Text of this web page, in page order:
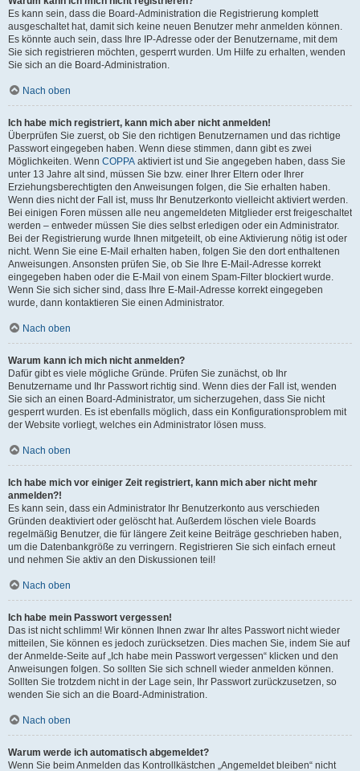
Es kann sein, dass die Board-Administration die Registrierung komplett
ausgeschaltet hat, damit sich keine neuen Benutzer mehr anmelden können.
Es könnte auch sein, dass Ihre IP-Adresse oder der Benutzername, mit dem
Sie sich registrieren möchten, gesperrt wurden. Um Hilfe zu erhalten, wenden
Sie sich an die Board-Administration.
Nach oben
Ich habe mich registriert, kann mich aber nicht anmelden!
Überprüfen Sie zuerst, ob Sie den richtigen Benutzernamen und das richtige
Passwort eingegeben haben. Wenn diese stimmen, dann gibt es zwei
Möglichkeiten. Wenn COPPA aktiviert ist und Sie angegeben haben, dass Sie
unter 13 Jahre alt sind, müssen Sie bzw. einer Ihrer Eltern oder Ihrer
Erziehungsberechtigten den Anweisungen folgen, die Sie erhalten haben.
Wenn dies nicht der Fall ist, muss Ihr Benutzerkonto vielleicht aktiviert werden.
Bei einigen Foren müssen alle neu angemeldeten Mitglieder erst freigeschaltet
werden – entweder müssen Sie dies selbst erledigen oder ein Administrator.
Bei der Registrierung wurde Ihnen mitgeteilt, ob eine Aktivierung nötig ist oder
nicht. Wenn Sie eine E-Mail erhalten haben, folgen Sie den dort enthaltenen
Anweisungen. Ansonsten prüfen Sie, ob Sie Ihre E-Mail-Adresse korrekt
eingegeben haben oder die E-Mail von einem Spam-Filter blockiert wurde.
Wenn Sie sich sicher sind, dass Ihre E-Mail-Adresse korrekt eingegeben
wurde, dann kontaktieren Sie einen Administrator.
Nach oben
Warum kann ich mich nicht anmelden?
Dafür gibt es viele mögliche Gründe. Prüfen Sie zunächst, ob Ihr
Benutzername und Ihr Passwort richtig sind. Wenn dies der Fall ist, wenden
Sie sich an einen Board-Administrator, um sicherzugehen, dass Sie nicht
gesperrt wurden. Es ist ebenfalls möglich, dass ein Konfigurationsproblem mit
der Website vorliegt, welches ein Administrator lösen muss.
Nach oben
Ich habe mich vor einiger Zeit registriert, kann mich aber nicht mehr
anmelden?!
Es kann sein, dass ein Administrator Ihr Benutzerkonto aus verschieden
Gründen deaktiviert oder gelöscht hat. Außerdem löschen viele Boards
regelmäßig Benutzer, die für längere Zeit keine Beiträge geschrieben haben,
um die Datenbankgröße zu verringern. Registrieren Sie sich einfach erneut
und nehmen Sie aktiv an den Diskussionen teil!
Nach oben
Ich habe mein Passwort vergessen!
Das ist nicht schlimm! Wir können Ihnen zwar Ihr altes Passwort nicht wieder
mitteilen, Sie können es jedoch zurücksetzen. Dies machen Sie, indem Sie auf
der Anmelde-Seite auf „Ich habe mein Passwort vergessen“ klicken und den
Anweisungen folgen. So sollten Sie sich schnell wieder anmelden können.
Sollten Sie trotzdem nicht in der Lage sein, Ihr Passwort zurückzusetzen, so
wenden Sie sich an die Board-Administration.
Nach oben
Warum werde ich automatisch abgemeldet?
Wenn Sie beim Anmelden das Kontrollkästchen „Angemeldet bleiben“ nicht